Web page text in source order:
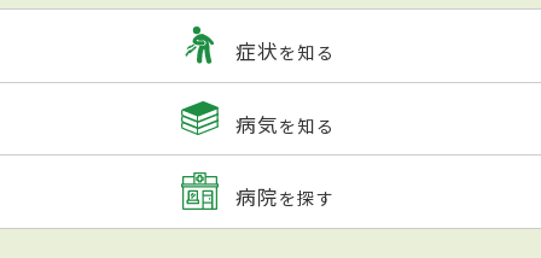
症状を知る
病気を知る
病院を探す